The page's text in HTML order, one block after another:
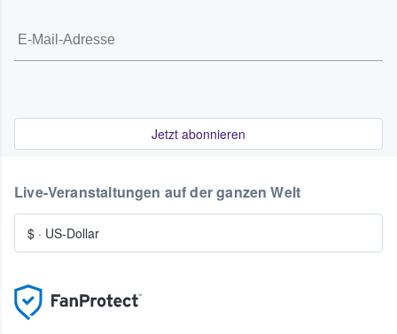
Jetzt abonnieren
Live-Veranstaltungen auf der ganzen Welt
$ · US-Dollar